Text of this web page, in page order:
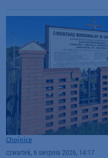
Chojnice
czwartek, 6 sierpnia 2026, 14:17